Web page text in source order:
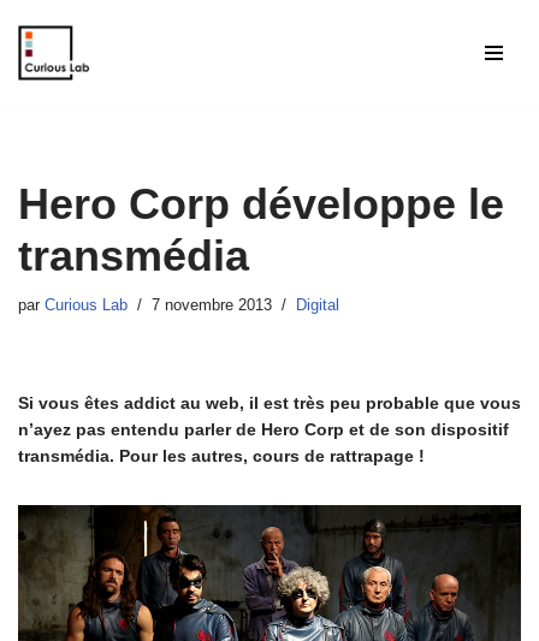
Aller
Hero Corp développe le
transmédia
par Curious Lab 7 novembre 2013 Digital
Si vous êtes addict au web, il est très peu probable que vous
n’ayez pas entendu parler de Hero Corp et de son dispositif
transmédia. Pour les autres, cours de rattrapage !